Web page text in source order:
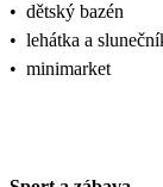
• dětský bazén
• lehátka a
• minimarket